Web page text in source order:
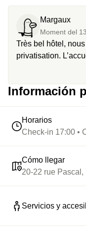
Margaux
Moment del
Très bel hôtel,
privatisation.
Información
Horarios
Check-in 17:00 •
Cómo llegar
20-22 rue
Servicios y